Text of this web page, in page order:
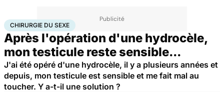
AccueilSantéMaladies Chirurgie du sexe
CHIRURGIE DU SEXE
Après l'opération d'une hydrocèle,
mon testicule reste sensible...
J'ai été opéré d'une hydrocèle, il y a plusieurs années et
depuis, mon testicule est sensible et me fait mal au
toucher. Y a-t-il une solution ?